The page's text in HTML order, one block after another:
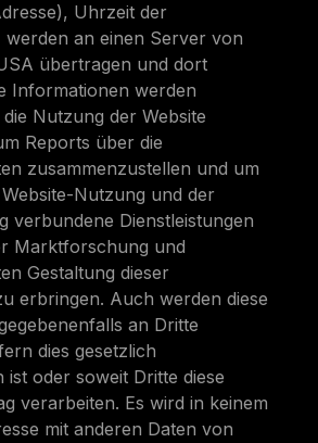
Uhrzeit der
an einen Server von
übertragen und dort
Informationen werden
Nutzung der Website
Reports über die
zusammenzustellen und um
Nutzung und der
verbundene Dienstleistungen
Marktforschung und
Gestaltung dieser
erbringen. Auch werden diese
an Dritte
dies gesetzlich
ist oder soweit Dritte diese
verarbeiten. Es wird in keinem
mit anderen Daten von